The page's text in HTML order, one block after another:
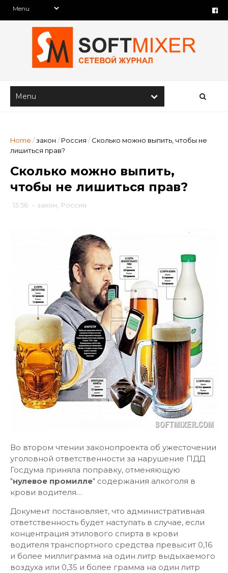
Home /закон / Россия / Сколько можно выпить, чтобы не
лишиться прав?
Сколько можно выпить,
чтобы не лишиться прав?
13:56 - закон Россия
Во втором чтении законопроекта об ужесточении
уголовной ответственности за нарушение ПДД
Госдума приняла поправку, отменяющую
"нулевое промилле" содержания алкоголя в
крови водителя…
Документ постановляет, что административная
ответственность будет наступать в случае, если
концентрация этилового спирта в крови
водителя транспортного средства превысит 0,16
и более миллиграмма на один литр выдыхаемого
воздуха или 0,35 и более грамма на один литр